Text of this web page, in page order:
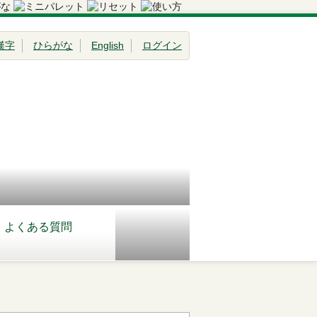
よくある質問
字 ひらがな English ログイン